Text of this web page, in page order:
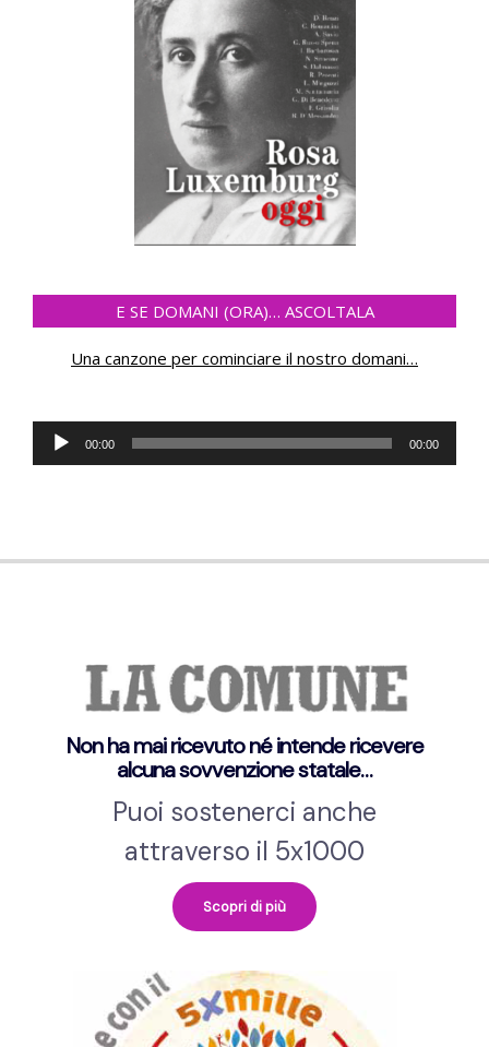
E SE DOMANI (ORA)… ASCOLTALA
Una canzone per cominciare il nostro domani…
Reproductor
de
00:00 00:00
Non ha mai ricevuto né intende ricevere
alcuna sovvenzione statale…
Puoi sostenerci anche
attraverso il 5x1000
Scopri di più